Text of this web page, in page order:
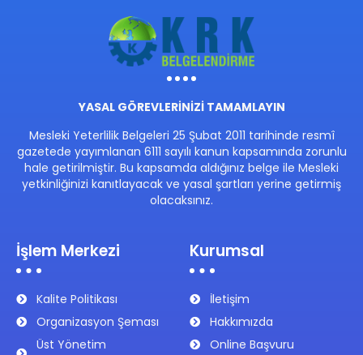
YASAL GÖREVLERİNİZİ TAMAMLAYIN
Mesleki Yeterlilik Belgeleri 25 Şubat 2011 tarihinde resmî
gazetede yayımlanan 6111 sayılı kanun kapsamında zorunlu
hale getirilmiştir. Bu kapsamda aldığınız belge ile Mesleki
yetkinliğinizi kanıtlayacak ve yasal şartları yerine getirmiş
olacaksınız.
İşlem Merkezi
Kalite Politikası
Organizasyon Şeması
Üst Yönetim
Kurumsal
İletişim
Hakkımızda
Online Başvuru